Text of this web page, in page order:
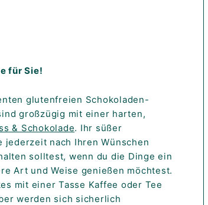
für Sie!
glutenfreien Schokoladen-
großzügig mit einer harten,
& Schokolade. Ihr süßer
nach Ihren Wünschen
solltest, wenn du die Dinge ein
Art und Weise genießen möchtest.
mit einer Tasse Kaffee oder Tee
werden sich sicherlich